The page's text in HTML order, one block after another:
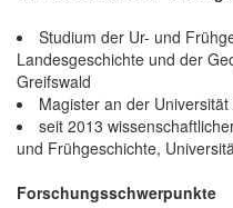
Studium der Ur- und
Landesgeschichte und der
Greifswald
Magister an der
seit 2013
und Frühgeschichte,
Forschungsschwerpunkte